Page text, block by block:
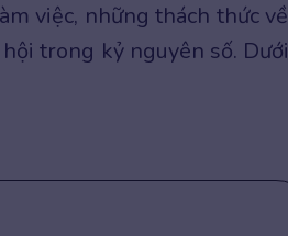
việc, những thách thức
trong kỷ nguyên số.